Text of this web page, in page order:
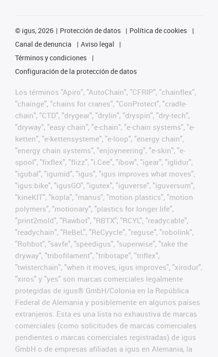
© igus, 2026 Protección de datos
Política de cookies
Canal de denuncia
Aviso legal
Términos y condiciones
Configuración de la protección de datos
Los términos "Apiro", "AutoChain", "CFRIP", "chainflex",
"chainge", "chains for cranes", "ConProtect", "cradle-
chain", "CTD", "drygear", "drylin", "dryspin", "dry-tech",
"dryway", "easy chain", "e-chain", "e-chain systems", "e-
ketten", "e-kettensysteme", "e-loop", "energy chain",
"energy chain systems", "enjoyneering", "e-skin", "e-
spool", "fixflex", "flizz", "i.Cee", "ibow", "igear", "iglidur",
"igubal", "igumid", "igus", "igus improves what moves",
"igus:bike", "igusGO", "igutex", "iguverse", "iguversum",
"kineKIT", "kopla", "manus", "motion plastics", "motion
polymers", "motionary", "plastics for longer life",
"print2mold", "Rawbot", "RBTX", "RCYL", "readycable",
"readychain", "ReBeL", "ReCyycle", "reguse", "robolink",
"Rohbot", "savfe", "speedigus", "superwise", "take the
dryway", "tribofilament", "tribotape", "triflex",
"twisterchain", "when it moves, igus improves", "xirodur",
"xiros" y "yes" son marcas comerciales legalmente
protegidas de igus® GmbH/Colonia en la República
Federal de Alemania y posiblemente en algunos países
extranjeros. Esta es una lista no exhaustiva de marcas
comerciales (como solicitudes de marcas comerciales
pendientes o marcas comerciales registradas) de igus
GmbH o de empresas afiliadas a igus en Alemania, la